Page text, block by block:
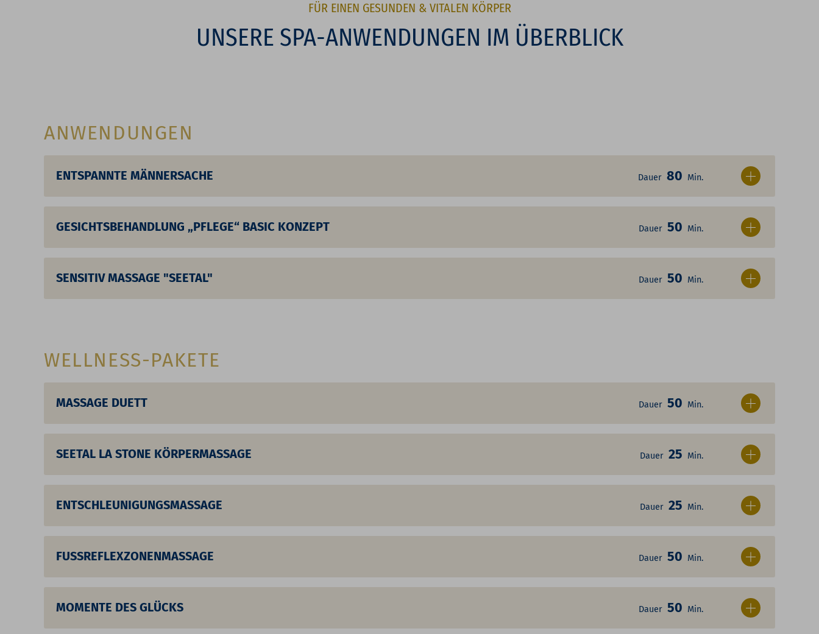
FÜR EINEN GESUNDEN & VITALEN KÖRPER
UNSERE SPA-ANWENDUNGEN IM ÜBERBLICK
ANWENDUNGEN
ENTSPANNTE MÄNNERSACHE Dauer 80 Min.
GESICHTSBEHANDLUNG „PFLEGE“ BASIC KONZEPT Dauer 50 Min.
SENSITIV MASSAGE "SEETAL" Dauer 50 Min.
WELLNESS-PAKETE
MASSAGE DUETT Dauer 50 Min.
SEETAL LA STONE KÖRPERMASSAGE Dauer 25 Min.
ENTSCHLEUNIGUNGSMASSAGE Dauer 25 Min.
FUSSREFLEXZONENMASSAGE Dauer 50 Min.
MOMENTE DES GLÜCKS Dauer 50 Min.